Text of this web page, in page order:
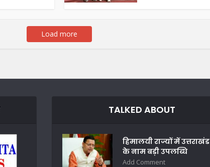
Load more
TALKED ABOUT
हिमालयी राज्यों में उत्तराखंड
के नाम बड़ी उपलब्धि
Add Comment